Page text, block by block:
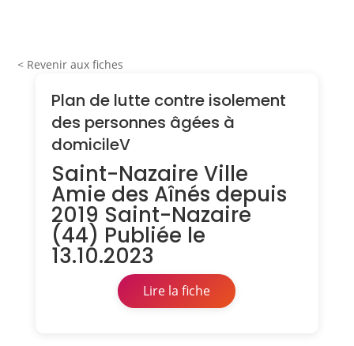
< Revenir aux fiches
Plan de lutte contre isolement
des personnes âgées à
domicileV
Saint-Nazaire Ville
Amie des Aînés depuis
2019 Saint-Nazaire
(44) Publiée le
13.10.2023
Lire la fiche